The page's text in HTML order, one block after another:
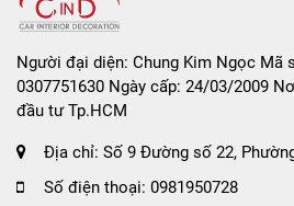
Mọi chi tiết xin
Địa chỉ:
Số 9, đường số 22, Khu
Người đại diện: Chung Kim Ngọc Mã
0307751630 Ngày cấp: 24/03/2009
đầu tư Tp.HCM
Địa chỉ: Số 9 Đường số 22,
Số điện thoại: 0981950728